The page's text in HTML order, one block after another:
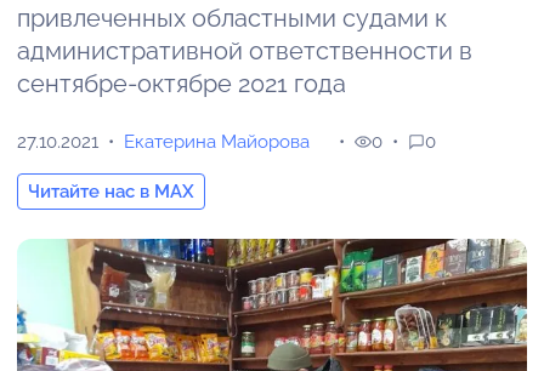
привлеченных областными судами к
административной ответственности в
сентябре-октябре 2021 года
27.10.2021 Екатерина Майорова
Читайте нас в MAX
0 0